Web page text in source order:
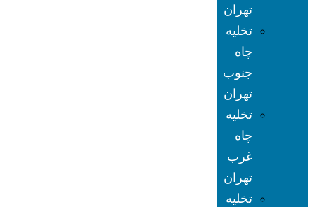
تهران
تخلیه
چاه
جنوب
تهران
تخلیه
چاه
غرب
تهران
تخلیه